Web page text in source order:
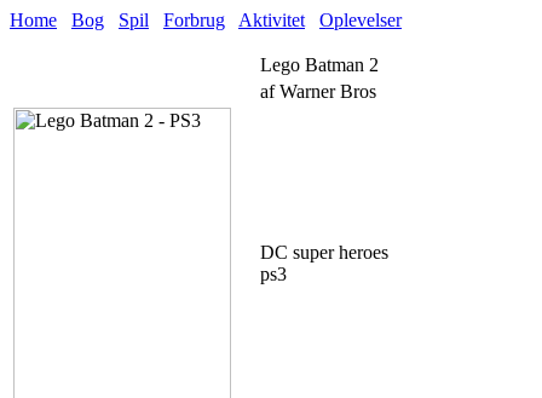
Home Bog Spil Forbrug Aktivitet Oplevelser
Lego Batman 2
af Warner Bros
DC super heroes
ps3